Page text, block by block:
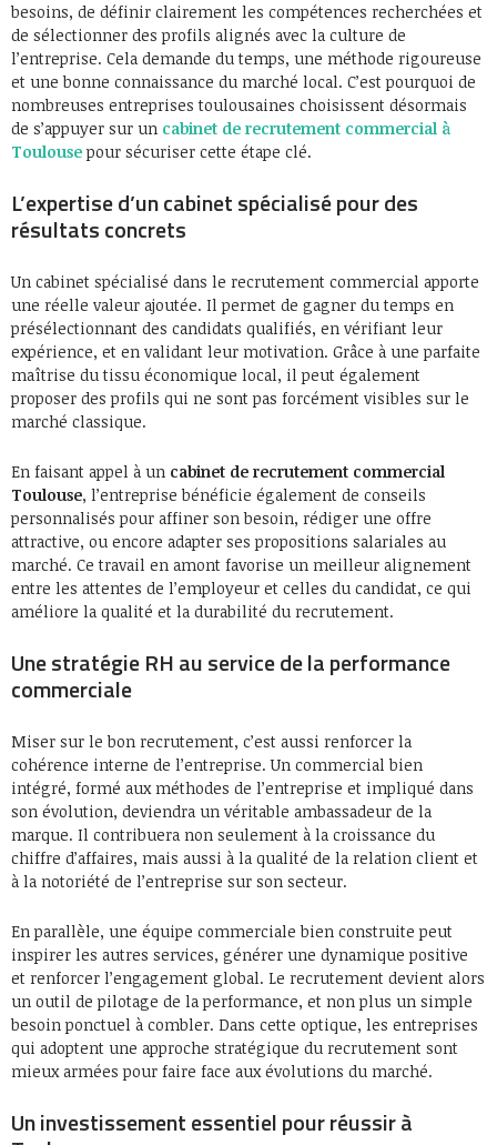
besoins, de définir clairement les compétences recherchées et
de sélectionner des profils alignés avec la culture de
l’entreprise. Cela demande du temps, une méthode rigoureuse
et une bonne connaissance du marché local. C’est pourquoi de
nombreuses entreprises toulousaines choisissent désormais
de s’appuyer sur un cabinet de recrutement commercial à
Toulousepour sécuriser cette étape clé.
L’expertise d’un cabinet spécialisé pour des
résultats concrets
Un cabinet spécialisé dans le recrutement commercial apporte
une réelle valeur ajoutée. Il permet de gagner du temps en
présélectionnant des candidats qualifiés, en vérifiant leur
expérience, et en validant leur motivation. Grâce à une parfaite
maîtrise du tissu économique local, il peut également
proposer des profils qui ne sont pas forcément visibles sur le
marché classique.
En faisant appel à un cabinet de recrutement commercial
Toulouse, l’entreprise bénéficie également de conseils
personnalisés pour affiner son besoin, rédiger une offre
attractive, ou encore adapter ses propositions salariales au
marché. Ce travail en amont favorise un meilleur alignement
entre les attentes de l’employeur et celles du candidat, ce qui
améliore la qualité et la durabilité du recrutement.
Une stratégie RH au service de la performance
commerciale
Miser sur le bon recrutement, c’est aussi renforcer la
cohérence interne de l’entreprise. Un commercial bien
intégré, formé aux méthodes de l’entreprise et impliqué dans
son évolution, deviendra un véritable ambassadeur de la
marque. Il contribuera non seulement à la croissance du
chiffre d’affaires, mais aussi à la qualité de la relation client et
à la notoriété de l’entreprise sur son secteur.
En parallèle, une équipe commerciale bien construite peut
inspirer les autres services, générer une dynamique positive
et renforcer l’engagement global. Le recrutement devient alors
un outil de pilotage de la performance, et non plus un simple
besoin ponctuel à combler. Dans cette optique, les entreprises
qui adoptent une approche stratégique du recrutement sont
mieux armées pour faire face aux évolutions du marché.
Un investissement essentiel pour réussir à